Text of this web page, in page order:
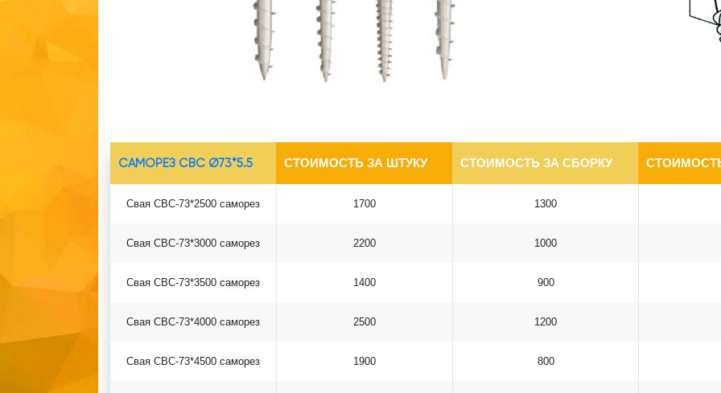
САМОРЕЗ СВС Ø73*5.5 СТОИМОСТЬ ЗА ШТУКУ СТОИМОСТЬ ЗА СБОРКУ
Свая СВС-73*2500 саморез 1700 1300
Свая СВС-73*3000 саморез 2200 1000
Свая СВС-73*3500 саморез 1400 900
Свая СВС-73*4000 саморез 2500 1200
Свая СВС-73*4500 саморез 1900 800